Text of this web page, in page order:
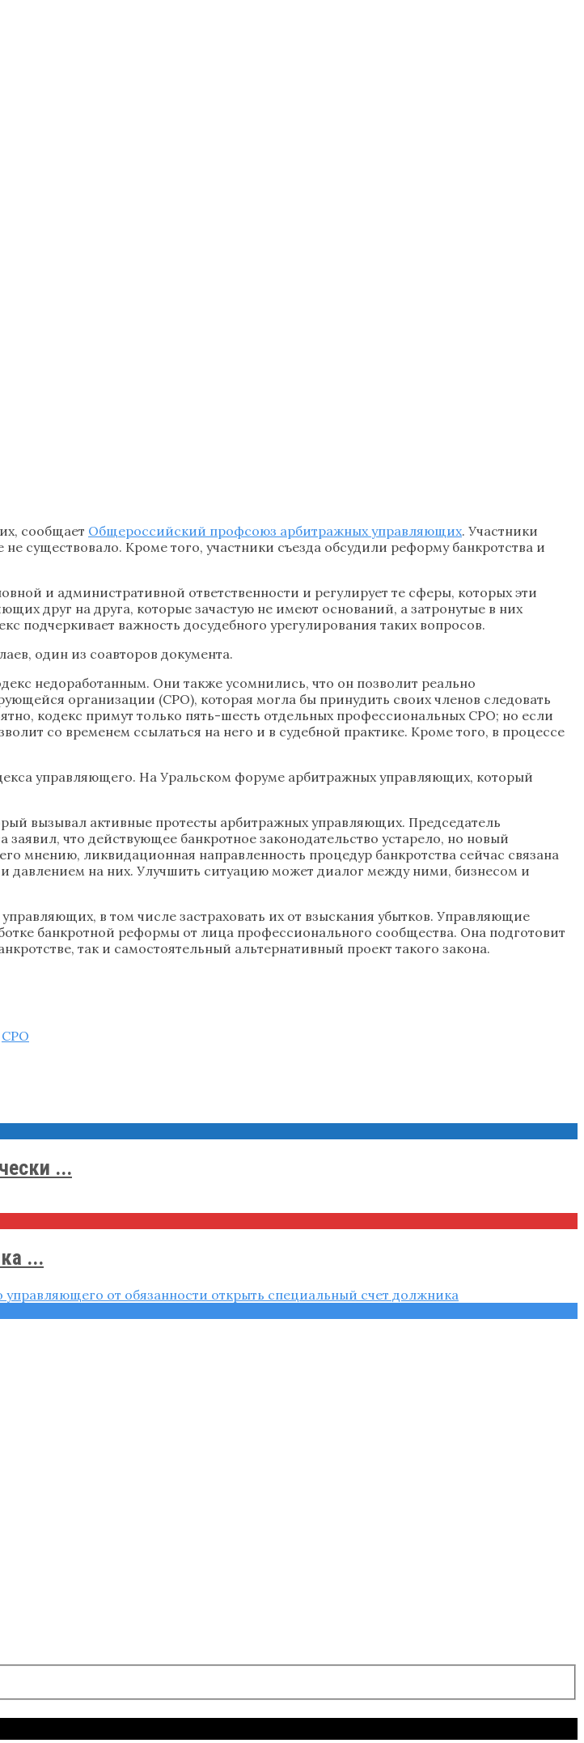
сообщает Общероссийский профсоюз арбитражных управляющих. Участники
существовало. Кроме того, участники съезда обсудили реформу банкротства и
и административной ответственности и регулирует те сферы, которых эти
друг на друга, которые зачастую не имеют оснований, а затронутые в них
подчеркивает важность досудебного урегулирования таких вопросов.
один из соавторов документа.
недоработанным. Они также усомнились, что он позволит реально
организации (СРО), которая могла бы принудить своих членов следовать
кодекс примут только пять-шесть отдельных профессиональных СРО; но если
со временем ссылаться на него и в судебной практике. Кроме того, в процессе
управляющего. На Уральском форуме арбитражных управляющих, который
вызывал активные протесты арбитражных управляющих. Председатель
что действующее банкротное законодательство устарело, но новый
мнению, ликвидационная направленность процедур банкротства сейчас связана
на них. Улучшить ситуацию может диалог между ними, бизнесом и
в том числе застраховать их от взыскания убытков. Управляющие
банкротной реформы от лица профессионального сообщества. Она подготовит
так и самостоятельный альтернативный проект такого закона.
СРО
...
...